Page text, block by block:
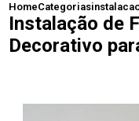
HomeCategorias
Instalação de
Decorativo